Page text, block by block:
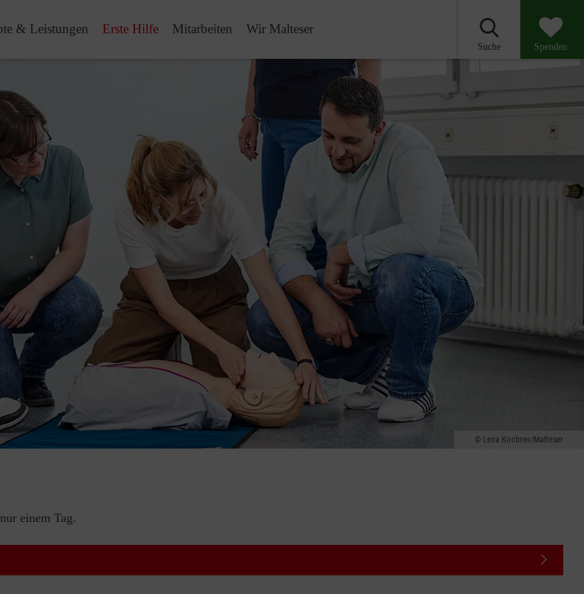
& Leistungen Erste Hilfe Mitarbeiten Wir Malteser
Suche Spenden
Lena Kirchner/Malteser
einem Tag.